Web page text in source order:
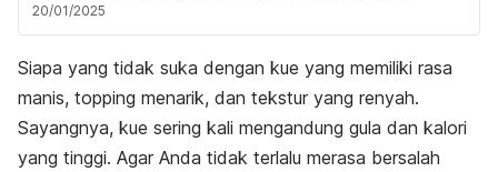
20/01/2025
Siapa yang tidak suka dengan kue yang memiliki rasa
manis, topping menarik, dan tekstur yang renyah.
Sayangnya, kue sering kali mengandung gula dan kalori
yang tinggi. Agar Anda tidak terlalu merasa bersalah